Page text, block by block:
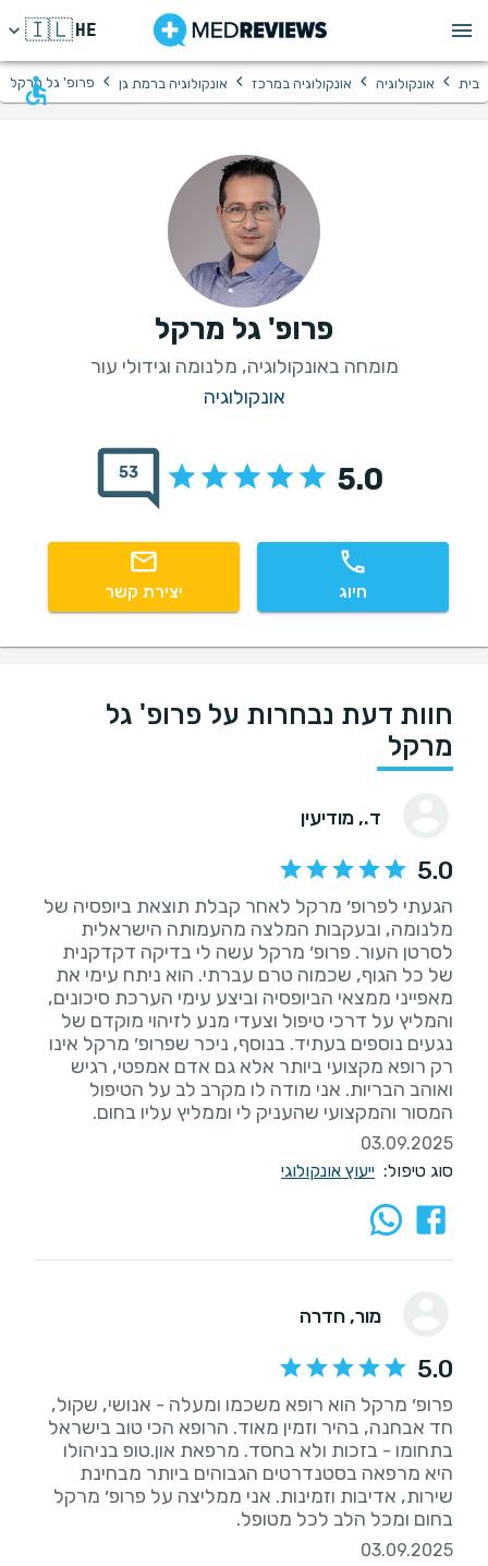
HE
🇮🇱
בית › אונקולוגיה › אונקולוגיה במרכז › אונקולוגיה ברמת גן › פרופ' גל מרקל
פרופ' גל מרקל
מומחה באונקולוגיה, מלנומה וגידולי עור
אונקולוגיה
5.0
53
חיוג יצירת קשר
חוות דעת נבחרות על פרופ' גל
מרקל
ד., מודיעין
5.0
הגעתי לפרופ׳ מרקל לאחר קבלת תוצאת ביופסיה של
מלנומה, ובעקבות המלצה מהעמותה הישראלית
לסרטן העור. פרופ׳ מרקל עשה לי בדיקה דקדקנית
של כל הגוף, שכמוה טרם עברתי. הוא ניתח עימי את
מאפייני ממצאי הביופסיה וביצע עימי הערכת סיכונים,
והמליץ על דרכי טיפול וצעדי מנע לזיהוי מוקדם של
נגעים נוספים בעתיד. בנוסף, ניכר שפרופ׳ מרקל אינו
רק רופא מקצועי ביותר אלא גם אדם אמפטי, רגיש
ואוהב הבריות. אני מודה לו מקרב לב על הטיפול
המסור והמקצועי שהעניק לי וממליץ עליו בחום.
03.09.2025
סוג טיפול: ייעוץ אונקולוגי
מור, חדרה
5.0
פרופ׳ מרקל הוא רופא משכמו ומעלה - אנושי, שקול,
חד אבחנה, בהיר וזמין מאוד. הרופא הכי טוב בישראל
בתחומו - בזכות ולא בחסד. מרפאת און.טופ בניהולו
היא מרפאה בסטנדרטים הגבוהים ביותר מבחינת
שירות, אדיבות וזמינות. אני ממליצה על פרופ׳ מרקל
בחום ומכל הלב לכל מטופל.
03.09.2025